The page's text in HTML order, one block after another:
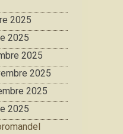
2025
2025
2025
2025
2025
2025